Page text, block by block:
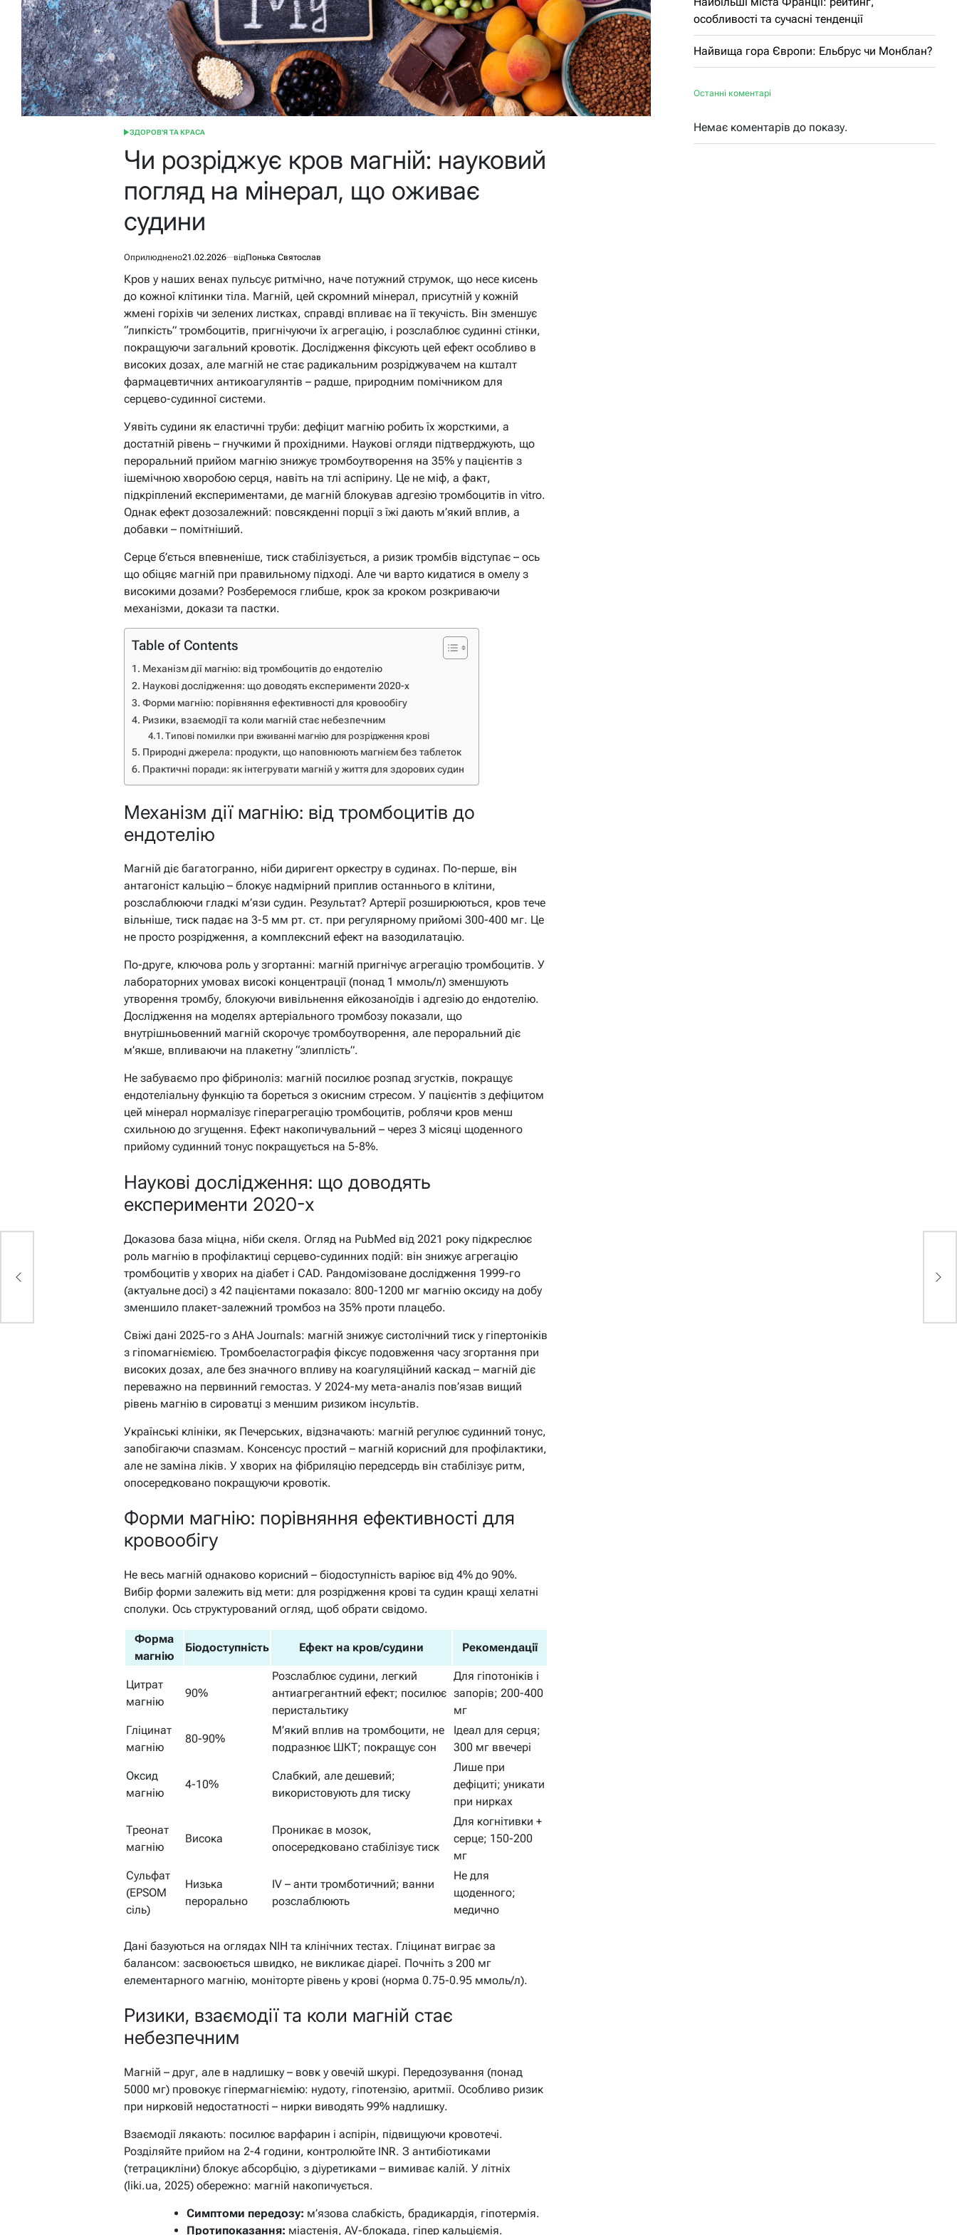
ОПУБЛІКУВАТИ
ЗДОРОВ'Я ТА КРАСА
Чи розріджує кров магній: науковий
погляд на мінерал, що оживає
судини
Оприлюднено21.02.2026 відПонька Святослав
Кров у наших венах пульсує ритмічно, наче потужний струмок, що несе кисень
до кожної клітинки тіла. Магній, цей скромний мінерал, присутній у кожній
жмені горіхів чи зелених листках, справді впливає на її текучість. Він зменшує
“липкість” тромбоцитів, пригнічуючи їх агрегацію, і розслаблює судинні стінки,
покращуючи загальний кровотік. Дослідження фіксують цей ефект особливо в
високих дозах, але магній не стає радикальним розріджувачем на кшталт
фармацевтичних антикоагулянтів – радше, природним помічником для
серцево-судинної системи.
Уявіть судини як еластичні труби: дефіцит магнію робить їх жорсткими, а
достатній рівень – гнучкими й прохідними. Наукові огляди підтверджують, що
пероральний прийом магнію знижує тромбоутворення на 35% у пацієнтів з
ішемічною хворобою серця, навіть на тлі аспірину. Це не міф, а факт,
підкріплений експериментами, де магній блокував адгезію тромбоцитів in vitro.
Однак ефект дозозалежний: повсякденні порції з їжі дають м’який вплив, а
добавки – помітніший.
Серце б’ється впевненіше, тиск стабілізується, а ризик тромбів відступає – ось
що обіцяє магній при правильному підході. Але чи варто кидатися в омелу з
високими дозами? Розберемося глибше, крок за кроком розкриваючи
механізми, докази та пастки.
Table of Contents
Механізм дії магнію: від тромбоцитів до ендотелію
Наукові дослідження: що доводять експерименти 2020-х
Форми магнію: порівняння ефективності для кровообігу
Ризики, взаємодії та коли магній стає небезпечним
Типові помилки при вживанні магнію для розрідження крові
Природні джерела: продукти, що наповнюють магнієм без таблеток
Практичні поради: як інтегрувати магній у життя для здорових судин
Механізм дії магнію: від тромбоцитів до
ендотелію
Магній діє багатогранно, ніби диригент оркестру в судинах. По-перше, він
антагоніст кальцію – блокує надмірний приплив останнього в клітини,
розслаблюючи гладкі м’язи судин. Результат? Артерії розширюються, кров тече
вільніше, тиск падає на 3-5 мм рт. ст. при регулярному прийомі 300-400 мг. Це
не просто розрідження, а комплексний ефект на вазодилатацію.
По-друге, ключова роль у згортанні: магній пригнічує агрегацію тромбоцитів. У
лабораторних умовах високі концентрації (понад 1 ммоль/л) зменшують
утворення тромбу, блокуючи вивільнення ейкозаноїдів і адгезію до ендотелію.
Дослідження на моделях артеріального тромбозу показали, що
внутрішньовенний магній скорочує тромбоутворення, але пероральний діє
м’якше, впливаючи на плакетну “злиплість”.
Не забуваємо про фібриноліз: магній посилює розпад згустків, покращує
ендотеліальну функцію та бореться з окисним стресом. У пацієнтів з дефіцитом
цей мінерал нормалізує гіперагрегацію тромбоцитів, роблячи кров менш
схильною до згущення. Ефект накопичувальний – через 3 місяці щоденного
прийому судинний тонус покращується на 5-8%.
Наукові дослідження: що доводять
експерименти 2020-х
Доказова база міцна, ніби скеля. Огляд на PubMed від 2021 року підкреслює
роль магнію в профілактиці серцево-судинних подій: він знижує агрегацію
тромбоцитів у хворих на діабет і CAD. Рандомізоване дослідження 1999-го
(актуальне досі) з 42 пацієнтами показало: 800-1200 мг магнію оксиду на добу
зменшило плакет-залежний тромбоз на 35% проти плацебо.
Свіжі дані 2025-го з AHA Journals: магній знижує систолічний тиск у гіпертоніків
з гіпомагніємією. Тромбоеластографія фіксує подовження часу згортання при
високих дозах, але без значного впливу на коагуляційний каскад – магній діє
переважно на первинний гемостаз. У 2024-му мета-аналіз пов’язав вищий
рівень магнію в сироватці з меншим ризиком інсультів.
Українські клініки, як Печерських, відзначають: магній регулює судинний тонус,
запобігаючи спазмам. Консенсус простий – магній корисний для профілактики,
але не заміна ліків. У хворих на фібриляцію передсердь він стабілізує ритм,
опосередковано покращуючи кровотік.
Форми магнію: порівняння ефективності для
кровообігу
Не весь магній однаково корисний – біодоступність варіює від 4% до 90%.
Вибір форми залежить від мети: для розрідження крові та судин кращі хелатні
сполуки. Ось структурований огляд, щоб обрати свідомо.
Форма
магнію
Біодоступність Ефект на кров/судини Рекомендації
Цитрат
магнію
90%
Розслаблює судини, легкий
антиагрегантний ефект; посилює
перистальтику
Для гіпотоніків і
запорів; 200-400
мг
Гліцинат
магнію
80-90%
М’який вплив на тромбоцити, не
подразнює ШКТ; покращує сон
Ідеал для серця;
300 мг ввечері
Оксид
магнію
4-10%
Слабкий, але дешевий;
використовують для тиску
Лише при
дефіциті; уникати
при нирках
Треонат
магнію
Висока
Проникає в мозок,
опосередковано стабілізує тиск
Для когнітивки +
серце; 150-200
мг
Сульфат
(EPSOM
сіль)
Низька
перорально
IV – анти тромботичний; ванни
розслаблюють
Не для
щоденного;
медично
Дані базуються на оглядах NIH та клінічних тестах. Гліцинат виграє за
балансом: засвоюється швидко, не викликає діареї. Почніть з 200 мг
елементарного магнію, моніторте рівень у крові (норма 0.75-0.95 ммоль/л).
Ризики, взаємодії та коли магній стає
небезпечним
Магній – друг, але в надлишку – вовк у овечій шкурі. Передозування (понад
5000 мг) провокує гіпермагніємію: нудоту, гіпотензію, аритмії. Особливо ризик
при нирковій недостатності – нирки виводять 99% надлишку.
Взаємодії лякають: посилює варфарин і аспірін, підвищуючи кровотечі.
Розділяйте прийом на 2-4 години, контролюйте INR. З антибіотиками
(тетрацикліни) блокує абсорбцію, з діуретиками – вимиває калій. У літніх
(liki.ua, 2025) обережно: магній накопичується.
Симптоми передозу: м’язова слабкість, брадикардія, гіпотермія.
Протипоказання: міастенія, AV-блокада, гіпер кальціємія.
особливості та сучасні тенденції
Найвища гора Європи: Ельбрус чи Монблан?
Останні коментарі
Немає коментарів до показу.